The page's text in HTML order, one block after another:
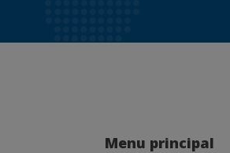
Menu principal